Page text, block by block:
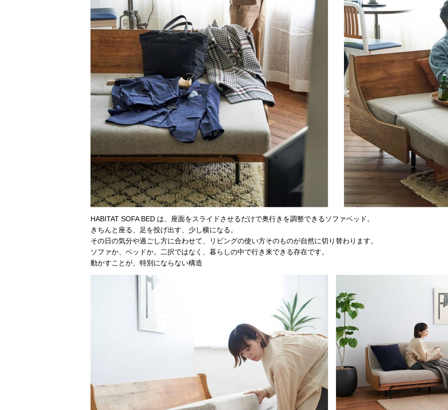
HABITAT SOFA BED は、座面をスライドさせるだけで奥行きを調整できるソファベッド。
きちんと座る、足を投げ出す、少し横になる。
その日の気分や過ごし方に合わせて、リビングの使い方そのものが自然に切り替わります。
ソファか、ベッドか。二択ではなく、暮らしの中で行き来できる存在です。
動かすことが、特別にならない構造